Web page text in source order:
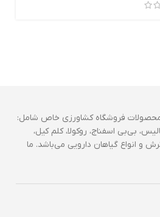
محصولات فروشگاه کشاورزی خاص شامل:
بی‌بی اسفناج، روکولا، کلم کیل،
و انواع گیاهان دارویی می‌باشد. ما